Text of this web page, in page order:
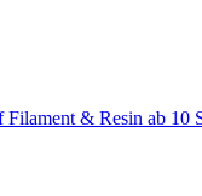
Filament & Resin ab 10